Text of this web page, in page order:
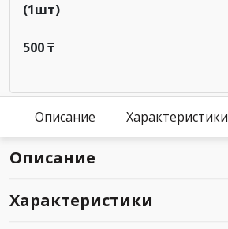
(1шт)
500 ₸
Описание Характеристики
Описание
Характеристики